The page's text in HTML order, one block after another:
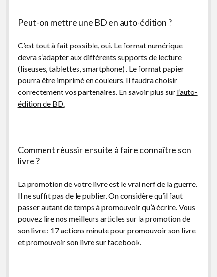
Peut-on mettre une BD en auto-édition ?
C’est tout à fait possible, oui. Le format numérique
devra s’adapter aux différents supports de lecture
(liseuses, tablettes, smartphone) . Le format papier
pourra être imprimé en couleurs. Il faudra choisir
correctement vos partenaires. En savoir plus sur l’auto-
édition de BD.
Comment réussir ensuite à faire connaître son
livre ?
La promotion de votre livre est le vrai nerf de la guerre.
Il ne suffit pas de le publier. On considère qu’il faut
passer autant de temps à promouvoir qu’à écrire. Vous
pouvez lire nos meilleurs articles sur la promotion de
son livre : 17 actions minute pour promouvoir son livre
etpromouvoir son livre sur facebook.